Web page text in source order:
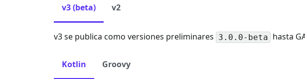
v3 (beta) v2
v3 se publica como versiones preliminares 3.0.0-beta hasta
Kotlin Groovy